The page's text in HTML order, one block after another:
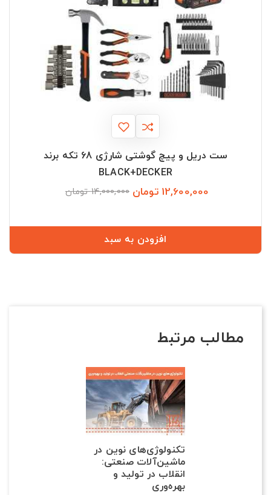
ست دریل و پیچ گوشتی شارژی 68 تکه برند
BLACK+DECKER
12,600,000 تومان 14,000,000 تومان
افزودن به سبد
مطالب مرتبط
تکنولوژی‌های نوین در
ماشین‌آلات صنعتی:
انقلاب در تولید و
بهره‌وری